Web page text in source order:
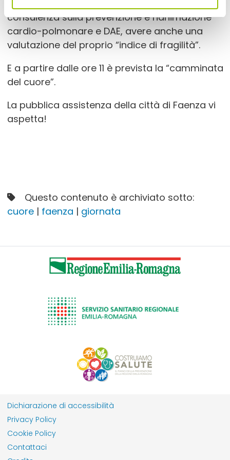
consulenza sulla prevenzione e rianimazione
cardio-polmonare e DAE, avere anche una
valutazione del proprio “indice di fragilità”.
E a partire dalle ore 11 è prevista la “camminata
del cuore”.
La pubblica assistenza della città di Faenza vi
aspetta!
Questo contenuto è archiviato sotto:
cuore| faenza | giornata
Dichiarazione di accessibilità
Privacy Policy
Cookie Policy
Contattaci